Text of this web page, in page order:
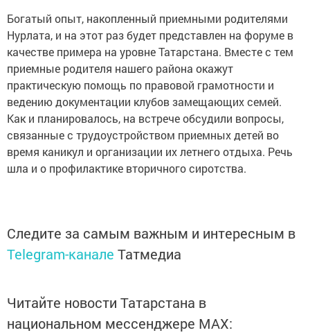
Богатый опыт, накопленный приемными родителями
Нурлата, и на этот раз будет представлен на форуме в
качестве примера на уровне Татарстана. Вместе с тем
приемные родителя нашего района окажут
практическую помощь по правовой грамотности и
ведению документации клубов замещающих семей.
Как и планировалось, на встрече обсудили вопросы,
связанные с трудоустройством приемных детей во
время каникул и организации их летнего отдыха. Речь
шла и о профилактике вторичного сиротства.
Следите за самым важным и интересным в
Telegram-канале Татмедиа
Читайте новости Татарстана в
национальном мессенджере MАХ: